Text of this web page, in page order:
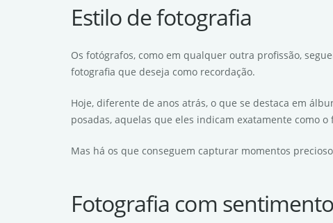
Estilo de fotografia
Os fotógrafos, como em qualquer outra profissão,
fotografia que deseja como recordação.
Hoje, diferente de anos atrás, o que se destaca em
posadas, aquelas que eles indicam exatamente como
Mas há os que conseguem capturar momentos
Fotografia com sentimento